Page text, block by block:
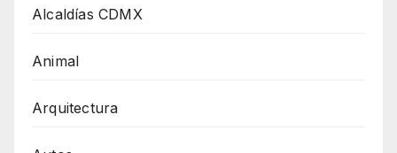
Alcaldías CDMX
Animal
Arquitectura